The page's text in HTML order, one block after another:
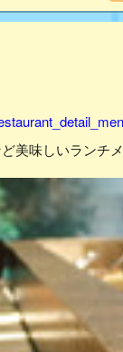
美味しいランチ